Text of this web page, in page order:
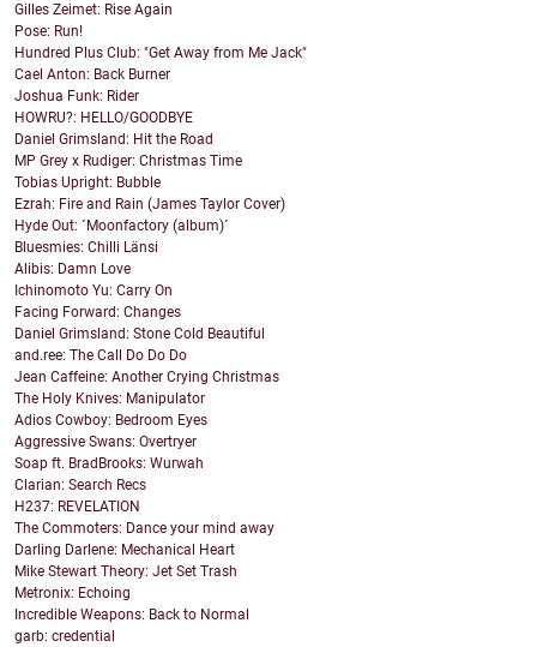
Gilles Zeimet: Rise Again
Pose: Run!
Hundred Plus Club: "Get Away from Me Jack"
Cael Anton: Back Burner
Joshua Funk: Rider
HOWRU?: HELLO/GOODBYE
Daniel Grimsland: Hit the Road
MP Grey x Rudiger: Christmas Time
Tobias Upright: Bubble
Ezrah: Fire and Rain (James Taylor Cover)
Hyde Out: ´Moonfactory (album)´
Bluesmies: Chilli Länsi
Alibis: Damn Love
Ichinomoto Yu: Carry On
Facing Forward: Changes
Daniel Grimsland: Stone Cold Beautiful
and.ree: The Call Do Do Do
Jean Caffeine: Another Crying Christmas
The Holy Knives: Manipulator
Adios Cowboy: Bedroom Eyes
Aggressive Swans: Overtryer
Soap ft. BradBrooks: Wurwah
Clarian: Search Recs
H237: REVELATION
The Commoters: Dance your mind away
Darling Darlene: Mechanical Heart
Mike Stewart Theory: Jet Set Trash
Metronix: Echoing
Incredible Weapons: Back to Normal
garb: credential